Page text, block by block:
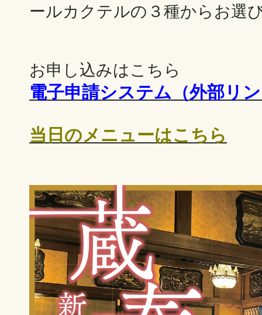
ールカクテルの３種からお選
お申し込みはこちら
電子申請システム（外部リ
当日のメニューはこちら